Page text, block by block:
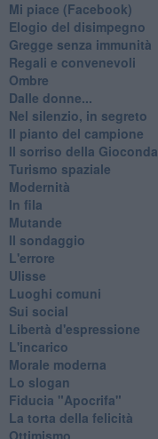
Mi piace (Facebook)
Elogio del disimpegno
Gregge senza immunità
Regali e convenevoli
Ombre
Dalle donne...
Nel silenzio, in segreto
Il pianto del campione
Il sorriso della Gioconda
Turismo spaziale
Modernità
In fila
Mutande
Il sondaggio
L'errore
Ulisse
Luoghi comuni
Sui social
Libertà d'espressione
L'incarico
Morale moderna
Lo slogan
Fiducia "Apocrifa"
La torta della felicità
Ottimismo